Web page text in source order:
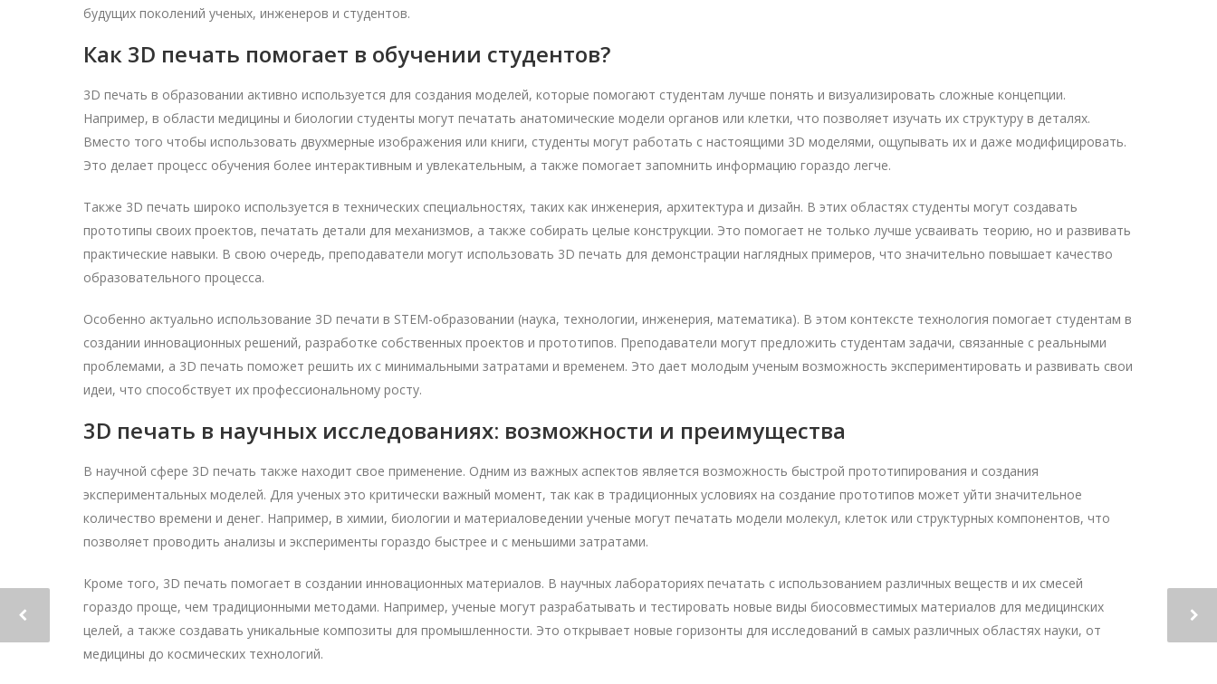
будущих поколений ученых, инженеров и студентов.
Как 3D печать помогает в обучении студентов?
3D печать в образовании активно используется для создания моделей, которые помогают студентам лучше понять и визуализировать сложные концепции.
Например, в области медицины и биологии студенты могут печатать анатомические модели органов или клетки, что позволяет изучать их структуру в деталях.
Вместо того чтобы использовать двухмерные изображения или книги, студенты могут работать с настоящими 3D моделями, ощупывать их и даже модифицировать.
Это делает процесс обучения более интерактивным и увлекательным, а также помогает запомнить информацию гораздо легче.
Также 3D печать широко используется в технических специальностях, таких как инженерия, архитектура и дизайн. В этих областях студенты могут создавать
прототипы своих проектов, печатать детали для механизмов, а также собирать целые конструкции. Это помогает не только лучше усваивать теорию, но и развивать
практические навыки. В свою очередь, преподаватели могут использовать 3D печать для демонстрации наглядных примеров, что значительно повышает качество
образовательного процесса.
Особенно актуально использование 3D печати в STEM-образовании (наука, технологии, инженерия, математика). В этом контексте технология помогает студентам в
создании инновационных решений, разработке собственных проектов и прототипов. Преподаватели могут предложить студентам задачи, связанные с реальными
проблемами, а 3D печать поможет решить их с минимальными затратами и временем. Это дает молодым ученым возможность экспериментировать и развивать свои
идеи, что способствует их профессиональному росту.
3D печать в научных исследованиях: возможности и преимущества
В научной сфере 3D печать также находит свое применение. Одним из важных аспектов является возможность быстрой прототипирования и создания
экспериментальных моделей. Для ученых это критически важный момент, так как в традиционных условиях на создание прототипов может уйти значительное
количество времени и денег. Например, в химии, биологии и материаловедении ученые могут печатать модели молекул, клеток или структурных компонентов, что
позволяет проводить анализы и эксперименты гораздо быстрее и с меньшими затратами.
Кроме того, 3D печать помогает в создании инновационных материалов. В научных лабораториях печатать с использованием различных веществ и их смесей
гораздо проще, чем традиционными методами. Например, ученые могут разрабатывать и тестировать новые виды биосовместимых материалов для медицинских
целей, а также создавать уникальные композиты для промышленности. Это открывает новые горизонты для исследований в самых различных областях науки, от
медицины до космических технологий.